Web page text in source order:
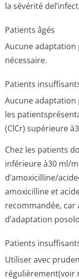
la sévérité
Patients âgés
Aucune adaptation
nécessaire.
Patients
Aucune adaptation
les
(ClCr) supérieure
Chez les patients
inférieure à30 ml/
d’amoxicilline/
amoxicilline et
recommandée,
d’adaptation
Patients
Utiliser avec
régulièrement(voir